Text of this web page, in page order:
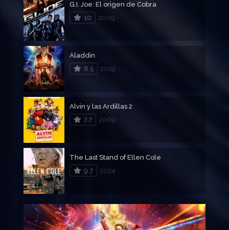
G.I. Joe: El origen de Cobra
10
2009
Aladdín
8.5
2019
Alvin y las Ardillas 2
7.7
2009
The Last Stand of Ellen Cole
9.7
2024